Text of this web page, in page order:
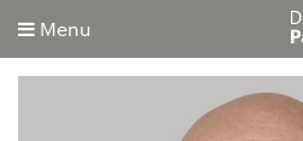
Menu